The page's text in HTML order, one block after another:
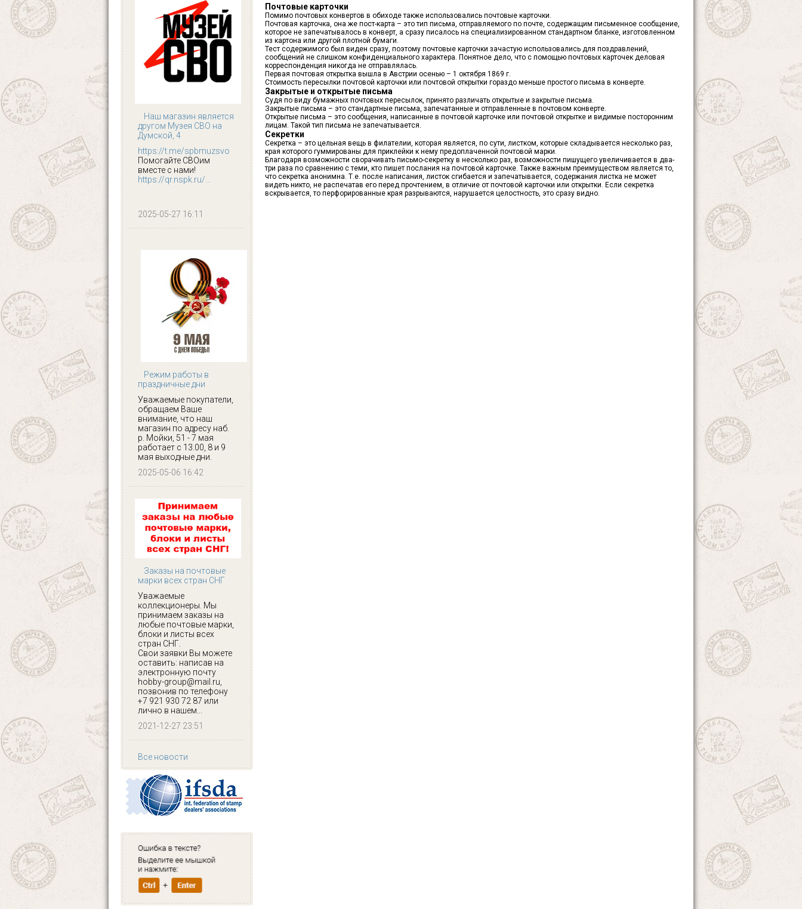
Наш магазин является
другом Музея СВО на
Думской, 4
https://t.me/spbmuzsvo
Помогайте СВОим
вместе с нами!
https://qr.nspk.ru/...
2025-05-27 16:11
Режим работы в
праздничные дни
Уважаемые покупатели,
обращаем Ваше
внимание, что наш
магазин по адресу наб.
р. Мойки, 51 - 7 мая
работает с 13.00, 8 и 9
мая выходные дни.
2025-05-06 16:42
Заказы на почтовые
марки всех стран СНГ
Уважаемые
коллекционеры. Мы
принимаем заказы на
любые почтовые марки,
блоки и листы всех
стран СНГ.
Свои заявки Вы можете
оставить: написав на
электронную почту
hobby-group@mail.ru,
позвонив по телефону
+7 921 930 72 87 или
лично в нашем...
2021-12-27 23:51
Все новости
Почтовые карточки
Помимо почтовых конвертов в обиходе также использовались почтовые карточки.
Почтовая карточка, она же пост-карта – это тип письма, отправляемого по почте, содержащим письменное сообщение,
которое не запечатывалось в конверт, а сразу писалось на специализированном стандартном бланке, изготовленном
из картона или другой плотной бумаги.
Тест содержимого был виден сразу, поэтому почтовые карточки зачастую использовались для поздравлений,
сообщений не слишком конфиденциального характера. Понятное дело, что с помощью почтовых карточек деловая
корреспонденция никогда не отправлялась.
Первая почтовая открытка вышла в Австрии осенью – 1 октября 1869 г.
Стоимость пересылки почтовой карточки или почтовой открытки гораздо меньше простого письма в конверте.
Закрытые и открытые письма
Судя по виду бумажных почтовых пересылок, принято различать открытые и закрытые письма.
Закрытые письма – это стандартные письма, запечатанные и отправленные в почтовом конверте.
Открытые письма – это сообщения, написанные в почтовой карточке или почтовой открытке и видимые посторонним
лицам. Такой тип письма не запечатывается.
Секретки
Секретка – это цельная вещь в филателии, которая является, по сути, листком, которые складывается несколько раз,
края которого гуммированы для приклейки к нему предоплаченной почтовой марки.
Благодаря возможности сворачивать письмо-секретку в несколько раз, возможности пишущего увеличивается в два-
три раза по сравнению с теми, кто пишет послания на почтовой карточке. Также важным преимуществом является то,
что секретка анонимна. Т.е. после написания, листок сгибается и запечатывается, содержания листка не может
видеть никто, не распечатав его перед прочтением, в отличие от почтовой карточки или открытки. Если секретка
вскрывается, то перфорированные края разрываются, нарушается целостность, это сразу видно.